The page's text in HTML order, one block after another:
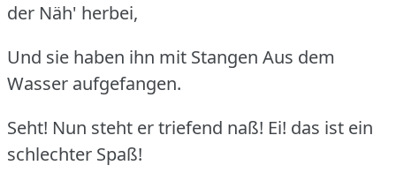
der Näh' herbei,
Und sie haben ihn mit Stangen Aus dem
Wasser aufgefangen.
Seht! Nun steht er triefend naß! Ei! das ist ein
schlechter Spaß!